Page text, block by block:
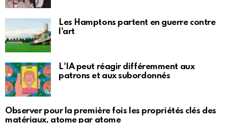
Les Hamptons partent en guerre contre
l'art
L'IA peut réagir différemment aux
patrons et aux subordonnés
Observer pour la première fois les propriétés clés des
matériaux, atome par atome